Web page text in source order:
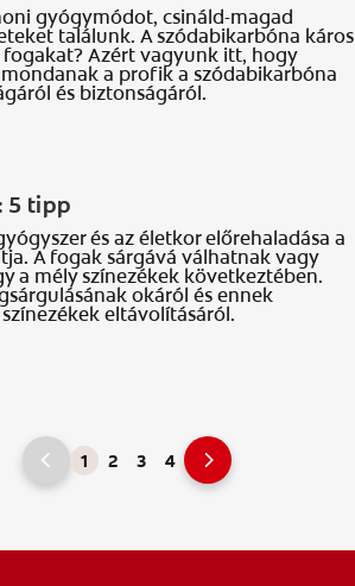
gyógymódot, csináld-magad
találunk. A szódabikarbóna káros
Azért vagyunk itt, hogy
a profik a szódabikarbóna
és biztonságáról.
5 tipp
és az életkor előrehaladása a
A fogak sárgává válhatnak vagy
a mély színezékek következtében.
okáról és ennek
eltávolításáról.
1 2 3 4